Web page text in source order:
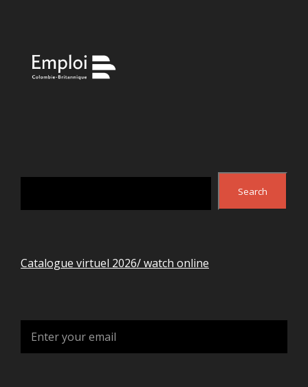
Search
Search
Catalogue virtuel 2026/ watch online